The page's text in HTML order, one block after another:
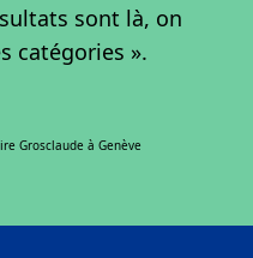
sont là, on
catégories ».
Grosclaude à Genève